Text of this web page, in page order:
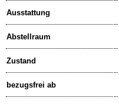
Ausstattung
Abstellraum
Zustand
bezugsfrei ab